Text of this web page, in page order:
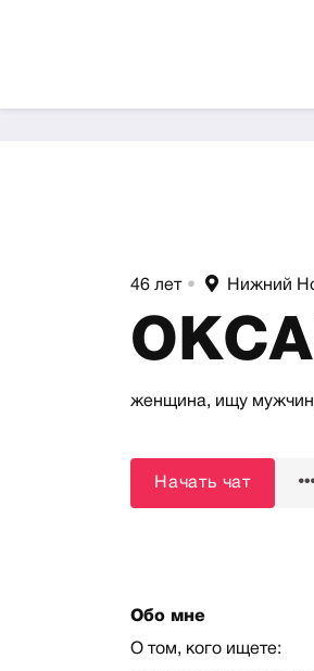
46 лет • Нижний
женщина, ищу
Начать чат
Обо мне
О том, кого ищете: